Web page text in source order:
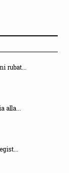
rubat...
alla...